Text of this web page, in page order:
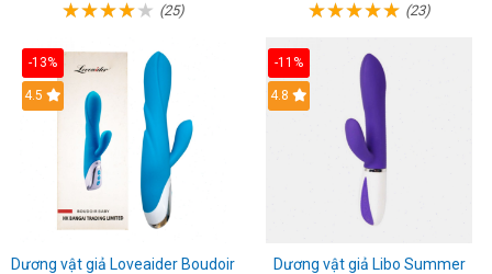
(25) (23)
-13%
4.5
Dương vật giả Loveaider Boudoir
-11%
4.8
Dương vật giả Libo Summer